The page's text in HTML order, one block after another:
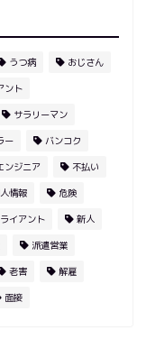
うつ病 おじさん
ント
サラリーマン
ー バンコク
ンジニア 不払い
情報 危険
イアント 新人
派遣営業
老害 解雇
面接